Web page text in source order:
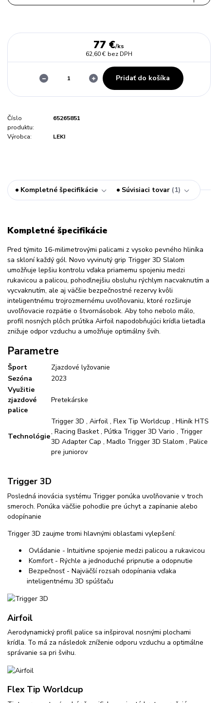
77 €/ks
62,60 € bez DPH
Pridať do košíka
Číslo
produktu:
65265851
Výrobca: LEKI
Kompletné špecifikácie Súvisiaci tovar 1
Kompletné špecifikácie
Pred týmito 16-milimetrovými palicami z vysoko pevného hliníka
sa skloní každý gól. Novo vyvinutý grip Trigger 3D Slalom
umožňuje lepšiu kontrolu vďaka priamemu spojeniu medzi
rukavicou a palicou, pohodlnejšiu obsluhu rýchlym nacvaknutím a
vycvaknutím, ale aj väčšie bezpečnostné rezervy kvôli
inteligentnému trojrozmernému uvoľňovaniu, ktoré rozširuje
uvoľňovacie rozpätie o štvornásobok. Aby toho nebolo málo,
profil nosných plôch prútika Airfoil napodobňujúci krídla lietadla
znižuje odpor vzduchu a umožňuje optimálny švih.
Parametre
Šport
Zjazdové lyžovanie
Sezóna
2023
Využitie
zjazdové
palice
Pretekárske
Technológie
Trigger 3D , Airfoil , Flex Tip Worldcup , Hliník HTS
, Racing Basket , Pútka Trigger 3D Vario , Trigger
3D Adapter Cap , Madlo Trigger 3D Slalom , Palice
pre juniorov
Trigger 3D
Posledná inovácia systému Trigger ponúka uvoľňovanie v troch
smeroch. Ponúka väčšie pohodlie pre úchyt a zapínanie alebo
odopínanie
Trigger 3D zaujme tromi hlavnými oblasťami vylepšení:
Ovládanie - Intuitívne spojenie medzi palicou a rukavicou
Komfort - Rýchle a jednoduché pripnutie a odopnutie
Bezpečnosť - Najväčší rozsah odopínania vďaka
inteligentnému 3D spúšťaču
Airfoil
Aerodynamický profil palice sa inšpiroval nosnými plochami
krídla. To má za následok zníženie odporu vzduchu a optimálne
správanie sa pri švihu.
Flex Tip Worldcup